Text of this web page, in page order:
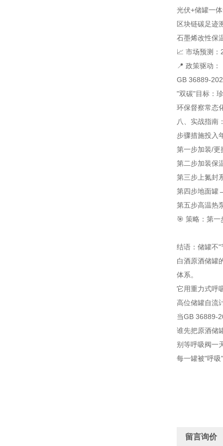
光伏+储罐一
区块链碳足迹
石墨烯改性保
📈 市场预测
📍 政策驱动：
GB 36889-
"双碳"目标：
环保督察常态
八、实战指南
步骤措施投入
第一步加装/更
第二步加装保
第三步 上氮封
第四步地面罐
第五步高温热
🎯 策略：第
结语：储罐不
白酒原酒储罐
体系。
它用重力式呼
高位储罐自流
当GB 36889-
谁先把原酒储
别等呼吸阀一
每一罐被"呼吸
留言询价